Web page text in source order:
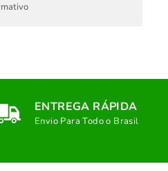
ENTREGA RÁPIDA
Envio Para Todo o Brasil